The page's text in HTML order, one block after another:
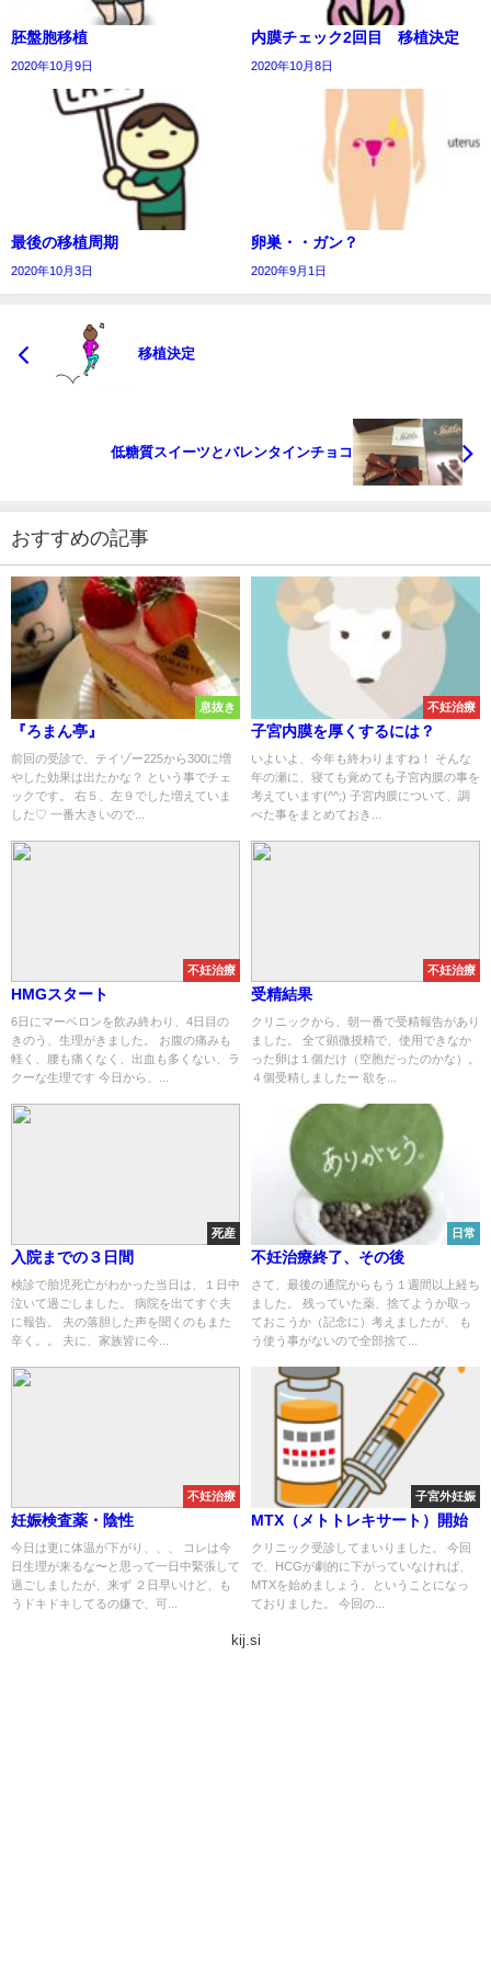
胚盤胞移植
2020年10月9日
内膜チェック2回目 移植決定
2020年10月8日
最後の移植周期
2020年10月3日
卵巣・・ガン？
2020年9月1日
移植決定
低糖質スイーツとバレンタインチョコ
おすすめの記事
息抜き
『ろまん亭』
前回の受診で、テイゾー225から300に増
やした効果は出たかな？ という事でチェ
ックです。 右５、左９でした増えていま
した♡ 一番大きいので...
不妊治療
子宮内膜を厚くするには？
いよいよ、今年も終わりますね！ そんな
年の瀬に、寝ても覚めても子宮内膜の事を
考えています(^^;) 子宮内膜について、調
べた事をまとめておき...
不妊治療
HMGスタート
6日にマーベロンを飲み終わり、4日目の
きのう、生理がきました。 お腹の痛みも
軽く、腰も痛くなく、出血も多くない、ラ
クーな生理です 今日から、...
不妊治療
受精結果
クリニックから、朝一番で受精報告があり
ました。 全て顕微授精で、使用できなか
った卵は１個だけ（空胞だったのかな）。
４個受精しましたー 欲を...
死産
入院までの３日間
検診で胎児死亡がわかった当日は、１日中
泣いて過ごしました。 病院を出てすぐ夫
に報告。 夫の落胆した声を聞くのもまた
辛く。。 夫に、家族皆に今...
日常
不妊治療終了、その後
さて、最後の通院からもう１週間以上経ち
ました。 残っていた薬、捨てようか取っ
ておこうか（記念に）考えましたが、 も
う使う事がないので全部捨て...
不妊治療
妊娠検査薬・陰性
今日は更に体温が下がり、、、 コレは今
日生理が来るな〜と思って一日中緊張して
過ごしましたが、来ず ２日早いけど、も
うドキドキしてるの嫌で、可...
子宮外妊娠
MTX（メトトレキサート）開始
クリニック受診してまいりました。 今回
で、HCGが劇的に下がっていなければ、
MTXを始めましょう、ということになっ
ておりました。 今回の...
kij.si